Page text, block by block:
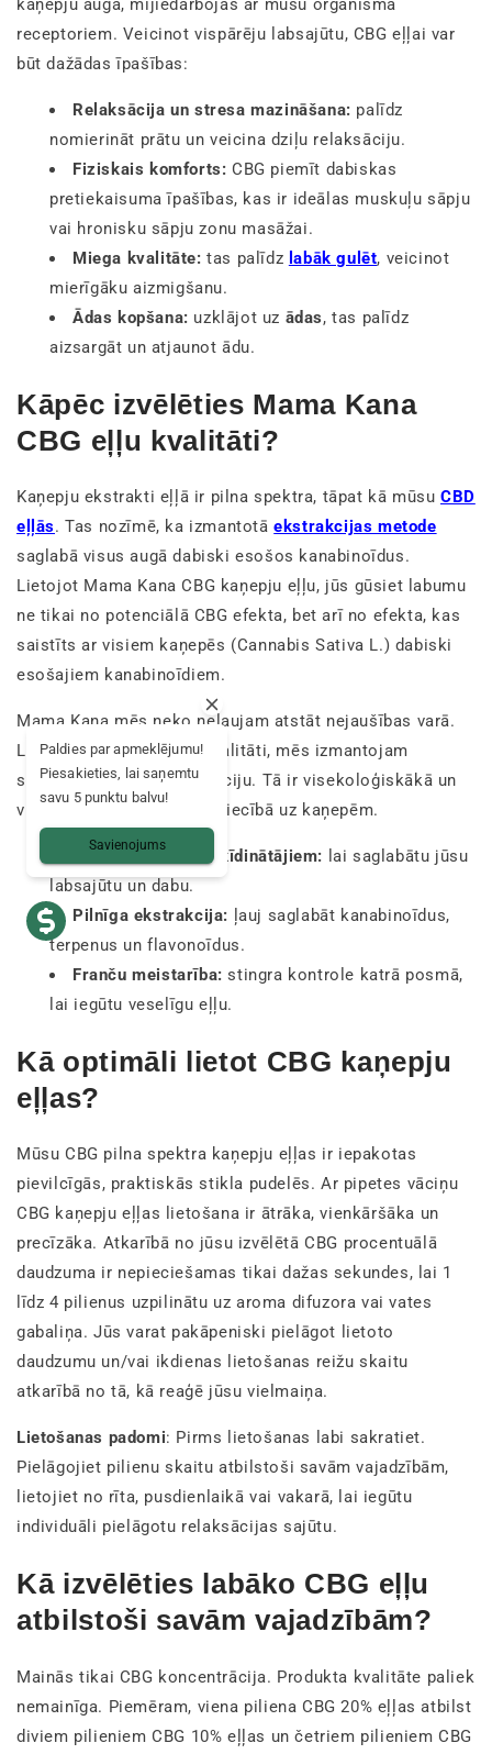
kaņepju augā, mijiedarbojas ar mūsu organisma
receptoriem. Veicinot vispārēju labsajūtu, CBG eļļai var
būt dažādas īpašības:
Relaksācija un stresa mazināšana: palīdz
nomierināt prātu un veicina dziļu relaksāciju.
Fiziskais komforts: CBG piemīt dabiskas
pretiekaisuma īpašības, kas ir ideālas muskuļu sāpju
vai hronisku sāpju zonu masāžai.
Miega kvalitāte: tas palīdz labāk gulēt, veicinot
mierīgāku aizmigšanu.
Ādas kopšana: uzklājot uz ādas, tas palīdz
aizsargāt un atjaunot ādu.
Kāpēc izvēlēties Mama Kana
CBG eļļu kvalitāti?
Kaņepju ekstrakti eļļā ir pilna spektra, tāpat kā mūsuCBD
eļļās. Tas nozīmē, ka izmantotāekstrakcijas metode
saglabā visus augā dabiski esošos kanabinoīdus.
Lietojot Mama Kana CBG kaņepju eļļu, jūs gūsiet labumu
ne tikai no potenciālā CBG efekta, bet arī no efekta, kas
saistīts ar visiem kaņepēs (Cannabis Sativa L.) dabiski
esošajiem kanabinoīdiem.
Mama Kana mēs neko neļaujam atstāt nejaušības varā.
Lai iegūtu šo augstāko kvalitāti, mēs izmantojam
superkritiskā CO2 ekstrakciju. Tā ir visekoloģiskākā un
visdraudzīgākā metode attiecībā uz kaņepēm.
Bez ķīmiskajiem šķīdinātājiem: lai saglabātu jūsu
labsajūtu un dabu.
Pilnīga ekstrakcija: ļauj saglabāt kanabinoīdus,
terpenus un flavonoīdus.
Franču meistarība: stingra kontrole katrā posmā,
lai iegūtu veselīgu eļļu.
Kā optimāli lietot CBG kaņepju
eļļas?
Mūsu CBG pilna spektra kaņepju eļļas ir iepakotas
pievilcīgās, praktiskās stikla pudelēs. Ar pipetes vāciņu
CBG kaņepju eļļas lietošana ir ātrāka, vienkāršāka un
precīzāka. Atkarībā no jūsu izvēlētā CBG procentuālā
daudzuma ir nepieciešamas tikai dažas sekundes, lai 1
līdz 4 pilienus uzpilinātu uz aroma difuzora vai vates
gabaliņa. Jūs varat pakāpeniski pielāgot lietoto
daudzumu un/vai ikdienas lietošanas reižu skaitu
atkarībā no tā, kā reaģē jūsu vielmaiņa.
Lietošanas padomi: Pirms lietošanas labi sakratiet.
Pielāgojiet pilienu skaitu atbilstoši savām vajadzībām,
lietojiet no rīta, pusdienlaikā vai vakarā, lai iegūtu
individuāli pielāgotu relaksācijas sajūtu.
Kā izvēlēties labāko CBG eļļu
atbilstoši savām vajadzībām?
Mainās tikai CBG koncentrācija. Produkta kvalitāte paliek
nemainīga. Piemēram, viena piliena CBG 20% eļļas atbilst
diviem pilieniem CBG 10% eļļas un četriem pilieniem CBG
Paldies par apmeklējumu!
Piesakieties, lai saņemtu
savu 5 punktu balvu!
Savienojums